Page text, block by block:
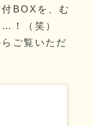
BOXを、む
！（笑）
ご覧いただ